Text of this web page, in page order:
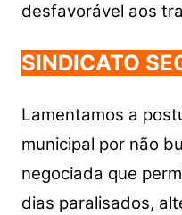
desfavorável aos
SINDICATO
Lamentamos a
municipal por não
negociada que
dias paralisados,